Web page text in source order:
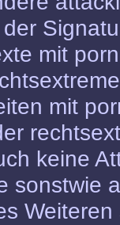
der
mit
mit
keine
sonstwie